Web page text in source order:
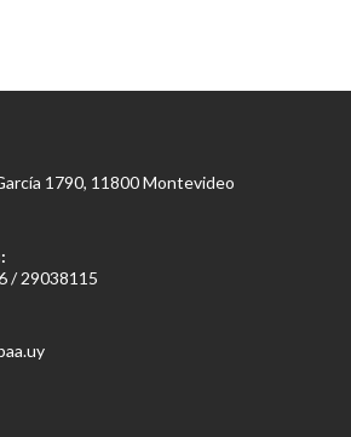
1790, 11800 Montevideo
/ 29038115
Se